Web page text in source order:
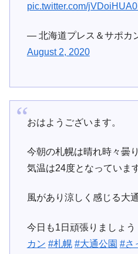
pic.twitter.com/
— 北海道プレス＆サポカ
August 2, 2020
おはようございます。
今朝の札幌は晴れ時々曇り
気温は24度となっています
風があり涼しく感じる大
今日も1日頑張りましょう
カン #札幌 #大通公園 #さ